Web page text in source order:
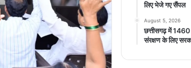
लिए भेजे गए सैंपल
August 5, 2026
छत्तीसगढ़ में 1460
संरक्षण के लिए